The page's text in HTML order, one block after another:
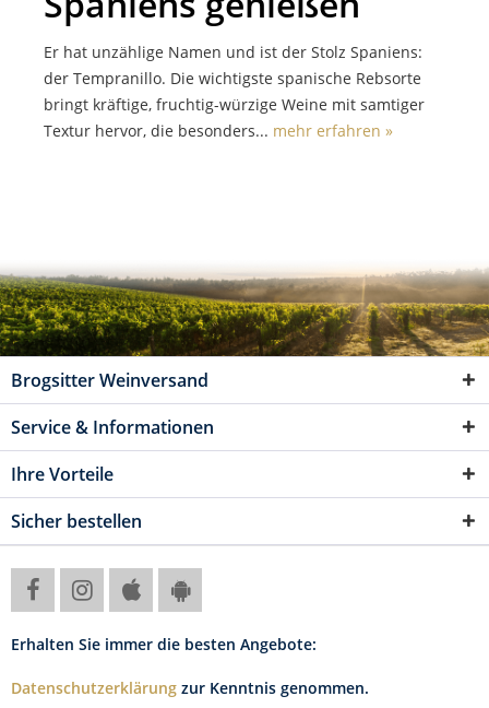
Er hat unzählige Namen und ist der Stolz Spaniens:
der Tempranillo. Die wichtigste spanische Rebsorte
bringt kräftige, fruchtig-würzige Weine mit samtiger
Textur hervor, die besonders... mehr erfahren »
Brogsitter Weinversand
Service & Informationen
Ihre Vorteile
Sicher bestellen
Erhalten Sie immer die besten Angebote:
Datenschutzerklärung zur Kenntnis genommen.